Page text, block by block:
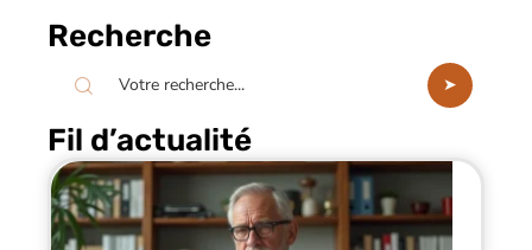
Recherche
Fil d’actualité